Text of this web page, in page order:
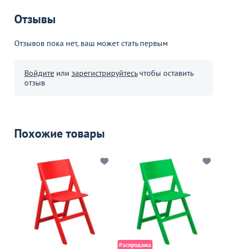
Отзывы
Отзывов пока нет, ваш может стать первым
Войдите или зарегистрируйтесьчтобы оставить
отзыв
Похожие товары
Распродажа